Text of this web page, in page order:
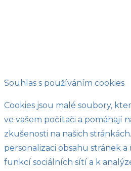
Souhlas s používáním cookies
Cookies jsou malé soubory,
ve vašem počítači a pomáhají
zkušenosti na našich
personalizaci obsahu stránek
funkcí sociálních sítí a k